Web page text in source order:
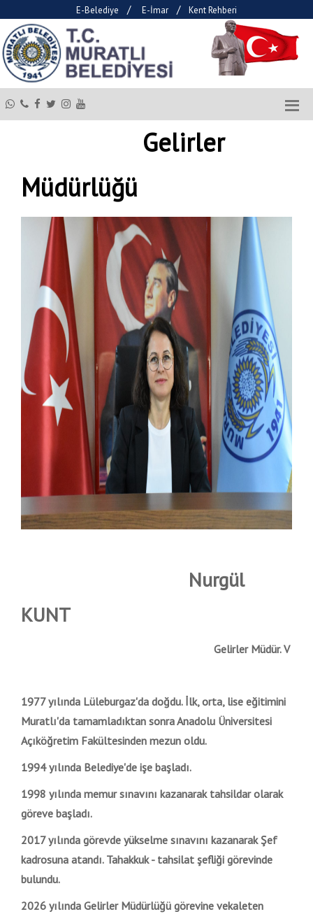
E-Belediye / E-İmar / Kent Rehberi
Gelirler
Müdürlüğü
Nurgül
KUNT
Gelirler Müdür. V
1977 yılında Lüleburgaz'da doğdu. İlk, orta, lise eğitimini
Muratlı'da tamamladıktan sonra Anadolu Üniversitesi
Açıköğretim Fakültesinden mezun oldu.
1994 yılında Belediye'de işe başladı.
1998 yılında memur sınavını kazanarak tahsildar olarak
göreve başladı.
2017 yılında görevde yükselme sınavını kazanarak Şef
kadrosuna atandı. Tahakkuk - tahsilat şefliği görevinde
bulundu.
2026 yılında Gelirler Müdürlüğü görevine vekaleten